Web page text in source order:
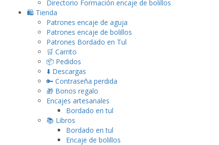
Directorio Formación encaje de bolillos
🛍️ Tienda
Patrones encaje de aguja
Patrones encaje de bolillos
Patrones Bordado en Tul
🛒 Carrito
📦 Pedidos
⬇️ Descargas
🔑 Contraseña perdida
🎁 Bonos regalo
Encajes artesanales
Bordado en tul
📚 Libros
Bordado en tul
Encaje de bolillos